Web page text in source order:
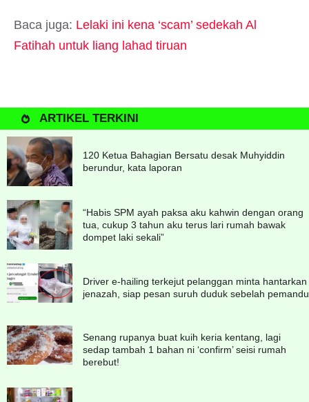
Baca juga: Lelaki ini kena ‘scam’ sedekah Al
Fatihah untuk liang lahad tiruan
ARTIKEL TERKINI
120 Ketua Bahagian Bersatu desak Muhyiddin
berundur, kata laporan
“Habis SPM ayah paksa aku kahwin dengan orang
tua, cukup 3 tahun aku terus lari rumah bawak
dompet laki sekali”
Driver e-hailing terkejut pelanggan minta hantarkan
jenazah, siap pesan suruh duduk sebelah pemandu
Senang rupanya buat kuih keria kentang, lagi
sedap tambah 1 bahan ni ‘confirm’ seisi rumah
berebut!